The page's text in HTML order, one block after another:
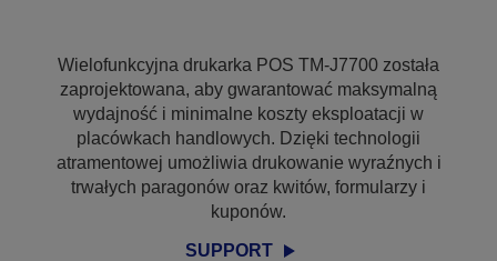
Wielofunkcyjna drukarka POS TM-J7700 została
zaprojektowana, aby gwarantować maksymalną
wydajność i minimalne koszty eksploatacji w
placówkach handlowych. Dzięki technologii
atramentowej umożliwia drukowanie wyraźnych i
trwałych paragonów oraz kwitów, formularzy i
kuponów.
SUPPORT